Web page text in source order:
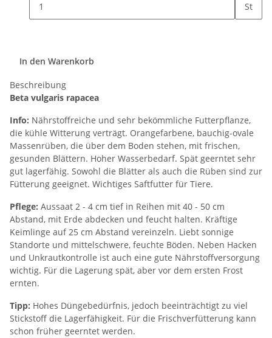
St
In den Warenkorb
Beschreibung
Beta vulgaris rapacea
Info: Nährstoffreiche und sehr bekömmliche Futterpflanze,
die kühle Witterung verträgt. Orangefarbene, bauchig-ovale
Massenrüben, die über dem Boden stehen, mit frischen,
gesunden Blättern. Hoher Wasserbedarf. Spät geerntet sehr
gut lagerfähig. Sowohl die Blätter als auch die Rüben sind zur
Fütterung geeignet. Wichtiges Saftfutter für Tiere.
Pflege: Aussaat 2 - 4 cm tief in Reihen mit 40 - 50 cm
Abstand, mit Erde abdecken und feucht halten. Kräftige
Keimlinge auf 25 cm Abstand vereinzeln. Liebt sonnige
Standorte und mittelschwere, feuchte Böden. Neben Hacken
und Unkrautkontrolle ist auch eine gute Nährstoffversorgung
wichtig. Für die Lagerung spät, aber vor dem ersten Frost
ernten.
Tipp: Hohes Düngebedürfnis, jedoch beeinträchtigt zu viel
Stickstoff die Lagerfähigkeit. Für die Frischverfütterung kann
schon früher geerntet werden.